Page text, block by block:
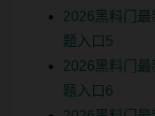
2026黑料门
题入口5
2026黑料门
题入口6